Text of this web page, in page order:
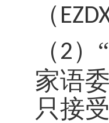
（
（2）
家语
只接